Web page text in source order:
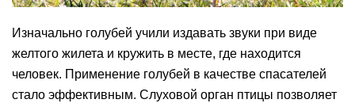
Изначально голубей учили издавать звуки при виде
желтого жилета и кружить в месте, где находится
человек. Применение голубей в качестве спасателей
стало эффективным. Слуховой орган птицы позволяет